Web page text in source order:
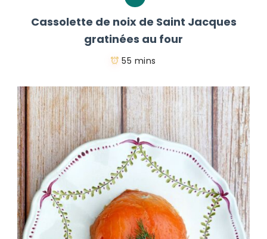
Cassolette de noix de Saint Jacques
gratinées au four
55 mins